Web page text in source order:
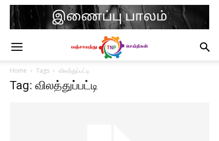
Home Tags விலத்துப்பட்டி
Tag: விலத்துப்பட்டி